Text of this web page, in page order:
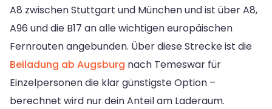
A8 zwischen Stuttgart und München und ist über A8,
A96 und die B17 an alle wichtigen europäischen
Fernrouten angebunden. Über diese Strecke ist die
Beiladung ab Augsburg nach Temeswar für
Einzelpersonen die klar günstigste Option –
berechnet wird nur dein Anteil am Laderaum.